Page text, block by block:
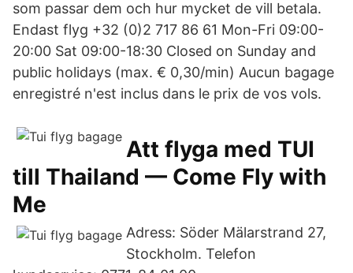
som passar dem och hur mycket de vill betala.
Endast flyg +32 (0)2 717 86 61 Mon-Fri 09:00-
20:00 Sat 09:00-18:30 Closed on Sunday and
public holidays (max. € 0,30/min) Aucun bagage
enregistré n'est inclus dans le prix de vos vols.
Att flyga med TUI
till Thailand — Come Fly with
Me
Adress: Söder Mälarstrand 27,
Stockholm. Telefon